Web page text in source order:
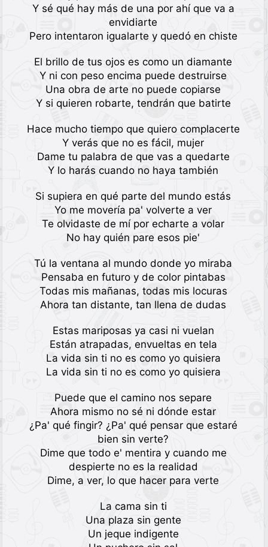
Y sé qué hay más de una por ahí que va a
envidiarte
Pero intentaron igualarte y quedó en chiste
El brillo de tus ojos es como un diamante
Y ni con peso encima puede destruirse
Una obra de arte no puede copiarse
Y si quieren robarte, tendrán que batirte
Hace mucho tiempo que quiero complacerte
Y verás que no es fácil, mujer
Dame tu palabra de que vas a quedarte
Y lo harás cuando no haya también
Si supiera en qué parte del mundo estás
Yo me movería pa' volverte a ver
Te olvidaste de mí por echarte a volar
No hay quién pare esos pie'
Tú la ventana al mundo donde yo miraba
Pensaba en futuro y de color pintabas
Todas mis mañanas, todas mis locuras
Ahora tan distante, tan llena de dudas
Estas mariposas ya casi ni vuelan
Están atrapadas, envueltas en tela
La vida sin ti no es como yo quisiera
La vida sin ti no es como yo quisiera
Puede que el camino nos separe
Ahora mismo no sé ni dónde estar
¿Pa' qué fingir? ¿Pa' qué pensar que estaré
bien sin verte?
Dime que todo e' mentira y cuando me
despierte no es la realidad
Dime, a ver, lo que hacer para verte
La cama sin ti
Una plaza sin gente
Un jeque indigente